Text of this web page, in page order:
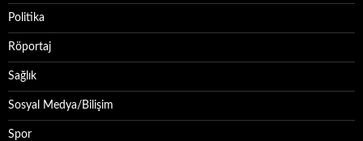
Politika
Röportaj
Sağlık
Sosyal Medya/Bilişim
Spor